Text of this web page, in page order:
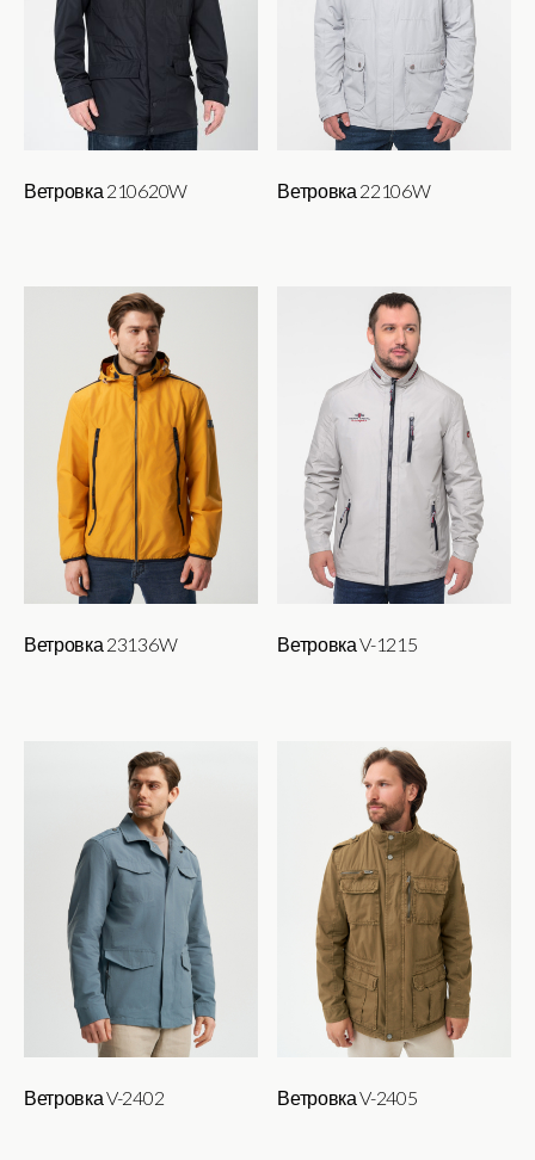
Ветровка 210620W Ветровка 22106W
Ветровка 23136W Ветровка V-1215
Ветровка V-2402 Ветровка V-2405